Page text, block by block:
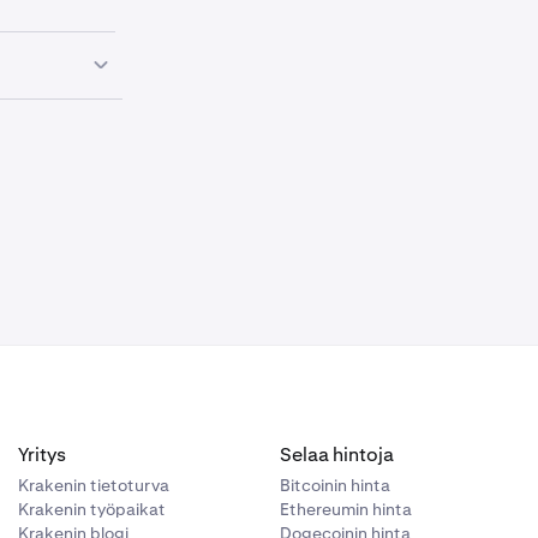
ja
Yritys
Krakenin tietoturva
Krakenin työpaikat
Krakenin blogi
Selaa hintoja
Bitcoinin hinta
Ethereumin hinta
Dogecoinin hinta